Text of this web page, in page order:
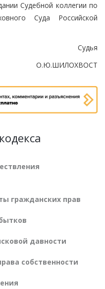
Судебной коллегии по
Суда Российской
Судья
О.Ю.ШИЛОХВОСТ
гражданских прав
давности
собственности